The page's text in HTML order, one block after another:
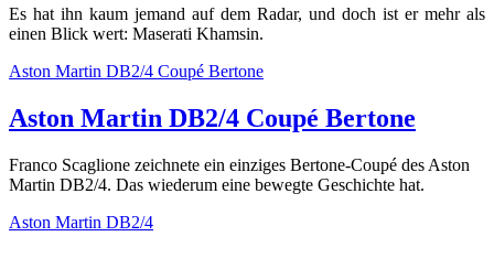
Es hat ihn kaum jemand auf dem Radar, und doch ist er mehr als
einen Blick wert: Maserati Khamsin.
Aston Martin DB2/4 Coupé Bertone
Aston Martin DB2/4 Coupé Bertone
Franco Scaglione zeichnete ein einziges Bertone-Coupé des Aston
Martin DB2/4. Das wiederum eine bewegte Geschichte hat.
Aston Martin DB2/4